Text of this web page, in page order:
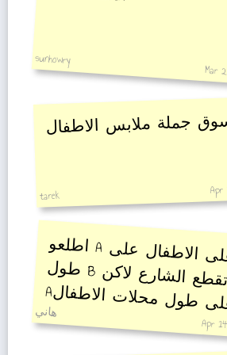
sunhowry
Mar
جملة ملابس الاطفال
tarek
اطلعو A
على الاطفال على
طول B
تقطع الشارع لاكن
Aطول محلات الاطفالهاني
Apr